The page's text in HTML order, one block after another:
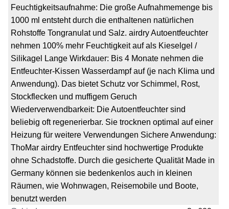
Feuchtigkeitsaufnahme: Die große Aufnahmemenge bis
1000 ml entsteht durch die enthaltenen natürlichen
Rohstoffe Tongranulat und Salz. airdry Autoentfeuchter
nehmen 100% mehr Feuchtigkeit auf als Kieselgel /
Silikagel Lange Wirkdauer: Bis 4 Monate nehmen die
Entfeuchter-Kissen Wasserdampf auf (je nach Klima und
Anwendung). Das bietet Schutz vor Schimmel, Rost,
Stockflecken und muffigem Geruch
Wiederverwendbarkeit: Die Autoentfeuchter sind
beliebig oft regenerierbar. Sie trocknen optimal auf einer
Heizung für weitere Verwendungen Sichere Anwendung:
ThoMar airdry Entfeuchter sind hochwertige Produkte
ohne Schadstoffe. Durch die gesicherte Qualität Made in
Germany können sie bedenkenlos auch in kleinen
Räumen, wie Wohnwagen, Reisemobile und Boote,
benutzt werden